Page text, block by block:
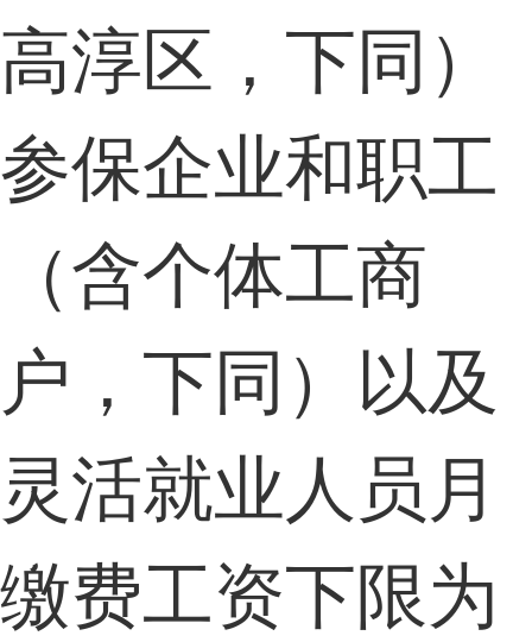
高淳区，下同）
参保企业和职工
（含个体工商
户，下同）以及
灵活就业人员月
缴费工资下限为